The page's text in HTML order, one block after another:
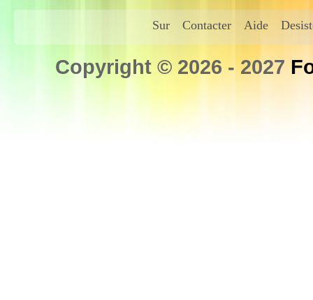
Sur Contacter Aide
Copyright © 2026 - 2027